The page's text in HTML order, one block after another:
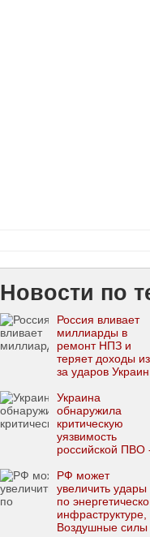
Новости по
Россия вливает
миллиарды в
ремонт НПЗ и
теряет доходы
за ударов
Украина
обнаружила
критическую
уязвимость
российской ПВО
РФ может
увеличить удары
по
инфраструктуре,
Воздушные силы